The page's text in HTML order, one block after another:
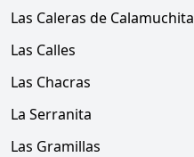
Las Caleras de Calamuchita
Las Calles
Las Chacras
La Serranita
Las Gramillas